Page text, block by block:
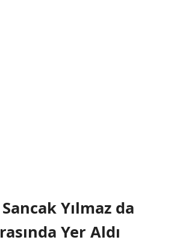
Yılmaz da
Yer Aldı